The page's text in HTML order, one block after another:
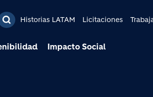
Historias LATAM Licitaciones
Impacto Social